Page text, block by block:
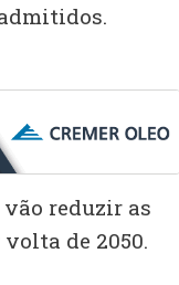
reduzir as
de 2050.